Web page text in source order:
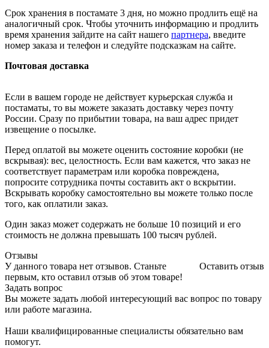
Срок хранения в постамате 3 дня, но можно продлить ещё на
аналогичный срок. Чтобы уточнить информацию и продлить
время хранения зайдите на сайт нашего партнера, введите
номер заказа и телефон и следуйте подсказкам на сайте.
Почтовая доставка
Если в вашем городе не действует курьерская служба и
постаматы, то вы можете заказать доставку через почту
России. Сразу по прибытии товара, на ваш адрес придет
извещение о посылке.
Перед оплатой вы можете оценить состояние коробки (не
вскрывая): вес, целостность. Если вам кажется, что заказ не
соответствует параметрам или коробка повреждена,
попросите сотрудника почты составить акт о вскрытии.
Вскрывать коробку самостоятельно вы можете только после
того, как оплатили заказ.
Один заказ может содержать не больше 10 позиций и его
стоимость не должна превышать 100 тысяч рублей.
Отзывы
Оставить отзыв
У данного товара нет отзывов. Станьте
первым, кто оставил отзыв об этом товаре!
Задать вопрос
Вы можете задать любой интересующий вас вопрос по товару
или работе магазина.
Наши квалифицированные специалисты обязательно вам
помогут.